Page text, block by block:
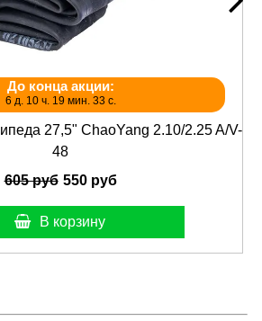
До конца акции:
6 д. 10 ч. 19 мин. 33 с.
27,5" ChaoYang 2.10/2.25 A/V-
48
605 руб 550 руб
В корзину